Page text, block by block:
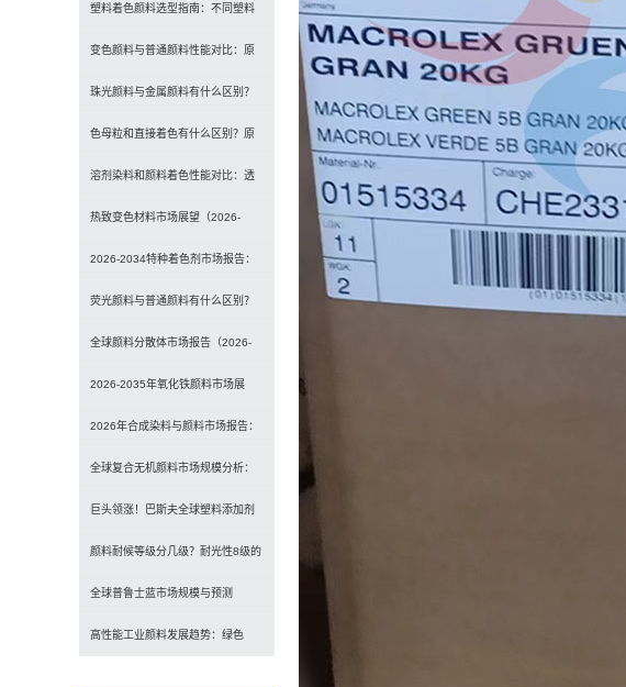
选型、研磨工艺及常见问题解决
塑料着色颜料选型指南：不同塑料
材料如何选择合适颜料？
变色颜料与普通颜料性能对比：原
理、特点及应用差异解析
珠光颜料与金属颜料有什么区别？
原理、效果与应用对比
色母粒和直接着色有什么区别？原
理、性能与应用全面对比
溶剂染料和颜料着色性能对比：透
明性、耐候性与应用选择全解析
热致变色材料市场展望（2026-
2034）：2034年将达3
2026-2034特种着色剂市场报告：
规模、份额、趋势及预测
荧光颜料与普通颜料有什么区别？
发光原理、性能对比及应用解析
全球颜料分散体市场报告（2026-
2033）：无机颜料主导，
2026-2035年氧化铁颜料市场展
望：全球规模将达41亿美
2026年合成染料与颜料市场报告：
规模、趋势及2030年增长
全球复合无机颜料市场规模分析：
2035年达5.39亿美元，建
巨头领涨！巴斯夫全球塑料添加剂
涨价20% 原材料成本推高行业
颜料耐候等级分几级？耐光性8级的
定义及耐候性测试标准解析
全球普鲁士蓝市场规模与预测
（2026-2034）：按类型、形
高性能工业颜料发展趋势：绿色